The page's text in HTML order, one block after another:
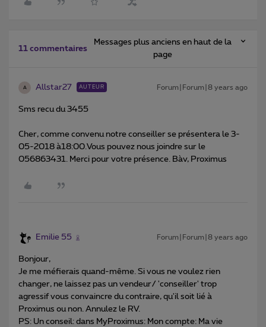
11 commentaires
Messages plus anciens en haut de la
page
A Allstar27 AUTEUR Forum|Forum|8 years ago
Sms recu du 3455
Cher, comme convenu notre conseiller se présentera le 3-
05-2018 à18:00.Vous pouvez nous joindre sur le
056863431. Merci pour votre présence. Bàv, Proximus
Emilie 55 Forum|Forum|8 years ago
Bonjour,
Je me méfierais quand-même. Si vous ne voulez rien
changer, ne laissez pas un vendeur/ 'conseiller' trop
agressif vous convaincre du contraire, qu'il soit lié à
Proximus ou non. Annulez le RV.
PS: Un conseil: dans MyProximus: Mon compte: Ma vie